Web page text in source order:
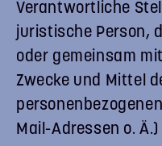
Verantwortliche
juristische Person,
oder gemeinsam
Zwecke und Mittel
Mail-Adressen o.